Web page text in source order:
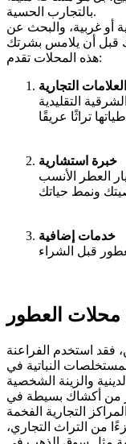
بالتجارب الحسية.
أو غربية، والبحث عن
هذه المحلات تقدم:
التجارية
التقليدية
خبرة استشارية
العطر الأنسب
خدمات إضافية
محلات العطور
فقد استخدم الفراعنة
النباتية في
من أكشاك بسيطة في
من التراث التجاري،